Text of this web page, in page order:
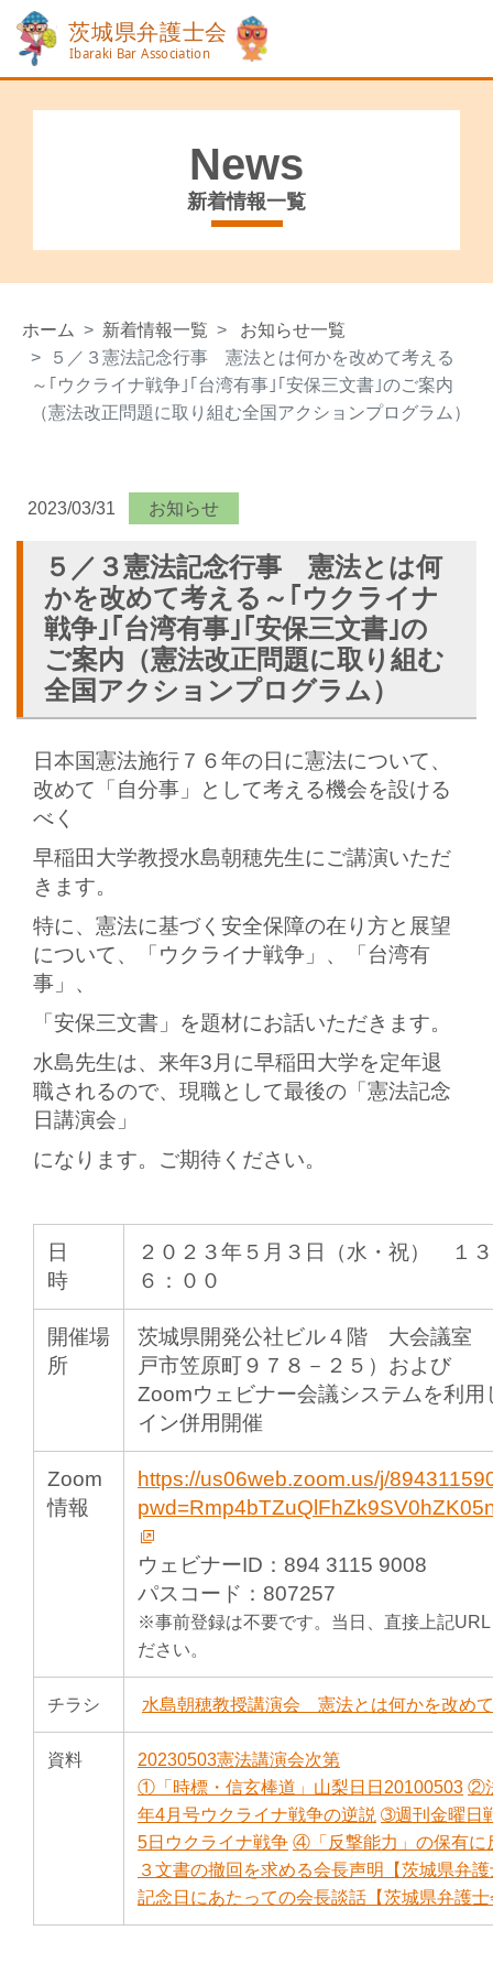
News
新着情報一覧
ホーム 新着情報一覧
お知らせ一覧
５／３憲法記念行事 憲法とは何かを改めて考える
～｢ウクライナ戦争｣｢台湾有事｣｢安保三文書｣のご案内
（憲法改正問題に取り組む全国アクションプログラム）
2023/03/31 お知らせ
５／３憲法記念行事 憲法とは何
かを改めて考える～｢ウクライナ
戦争｣｢台湾有事｣｢安保三文書｣の
ご案内（憲法改正問題に取り組む
全国アクションプログラム）
日本国憲法施行７６年の日に憲法について、
改めて「自分事」として考える機会を設ける
べく
早稲田大学教授水島朝穂先生にご講演いただ
きます。
特に、憲法に基づく安全保障の在り方と展望
について、「ウクライナ戦争」、「台湾有
事」、
「安保三文書」を題材にお話いただきます。
水島先生は、来年3月に早稲田大学を定年退
職されるので、現職として最後の「憲法記念
日講演会」
になります。 ご期待ください。
日
時
２０２３年５月３日（水・祝） １
６：００
開催場
所
茨城県開発公社ビル４階 大会議室
戸市笠原町９７８－２５）および
Zoomウェビナー会議システムを利用
イン併用開催
Zoom
情報
https://us06web.zoom.us/j/
ウェビナーID：894 3115 9008
パスコード：807257
※事前登録は不要です。当日、直接上記
ださい。
チラシ 水島朝穂教授講演会 憲法とは何かを改め
資料
20230503憲法講演会次第
①「時標・信玄棒道」山梨日日20100503 ②
年4月号ウクライナ戦争の逆説 ➂週刊金曜日
5日ウクライナ戦争 ④「反撃能力」の保有に
３文書の撤回を求める会長声明【茨城県弁
記念日にあたっての会長談話【茨城県弁護